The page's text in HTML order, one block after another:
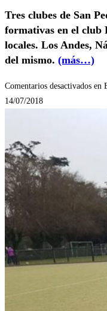
Tres clubes de San
formativas en el club
locales. Los Andes,
del mismo. (más…)
Comentarios desactivados en
14/07/2018